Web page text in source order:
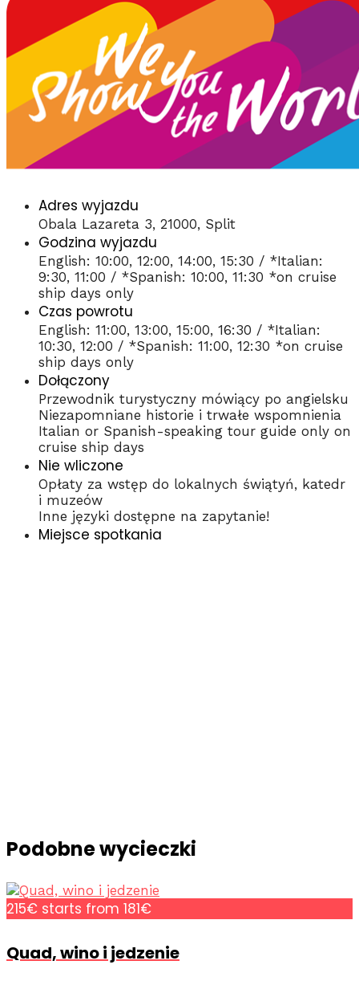
Adres wyjazdu
Obala Lazareta 3, 21000, Split
Godzina wyjazdu
English: 10:00, 12:00, 14:00, 15:30 / *Italian:
9:30, 11:00 / *Spanish: 10:00, 11:30 *on cruise
ship days only
Czas powrotu
English: 11:00, 13:00, 15:00, 16:30 / *Italian:
10:30, 12:00 / *Spanish: 11:00, 12:30 *on cruise
ship days only
Dołączony
Przewodnik turystyczny mówiący po angielsku
Niezapomniane historie i trwałe wspomnienia
Italian or Spanish-speaking tour guide only on
cruise ship days
Nie wliczone
Opłaty za wstęp do lokalnych świątyń, katedr
i muzeów
Inne języki dostępne na zapytanie!
Miejsce spotkania
Podobne wycieczki
215€ starts from 181€
Quad, wino i jedzenie